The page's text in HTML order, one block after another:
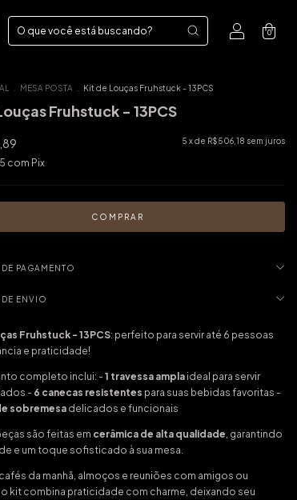
0
MESA POSTA Kit de Louças Fruhstuck - 13PCS
Fruhstuck - 13PCS
5 x de R$506,18 sem juros
com Pix
PAGAMENTO
ENVIO
Fruhstuck - 13PCS: perfeito para servir até 6 pessoas
e praticidade!
completo inclui: - 1 travessa ampla ideal para servir
- 6 canecas resistentes para suas bebidas favoritas -
sobremesadelicados e funcionais
são feitas em cerâmica de alta qualidade , garantindo
e um toque sofisticado à sua mesa.
cafés da manhã, almoços e reuniões com amigos ou
kit combina praticidade com charme, deixando seu